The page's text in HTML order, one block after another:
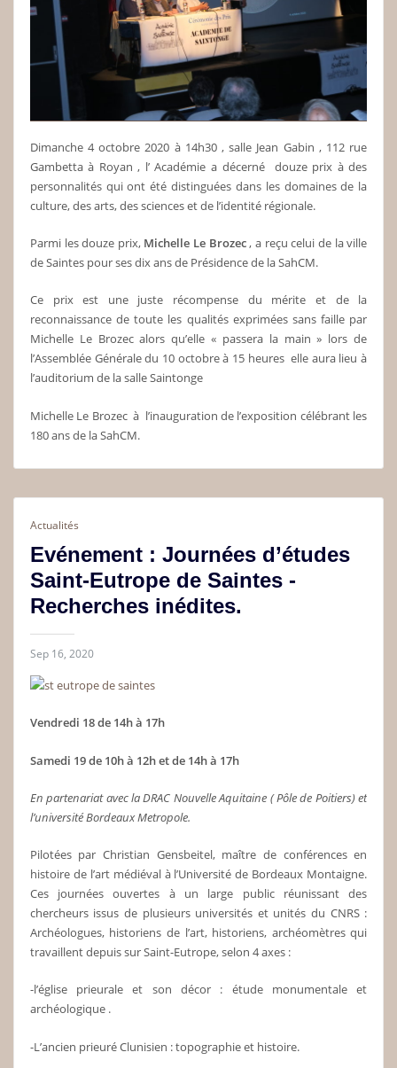
Dimanche 4 octobre 2020 à 14h30 , salle Jean Gabin , 112 rue
Gambetta à Royan , l’ Académie a décerné douze prix à des
personnalités qui ont été distinguées dans les domaines de la
culture, des arts, des sciences et de l’identité régionale.
Parmi les douze prix, Michelle Le Brozec, a reçu celui de la ville
de Saintes pour ses dix ans de Présidence de la SahCM.
Ce prix est une juste récompense du mérite et de la
reconnaissance de toute les qualités exprimées sans faille par
Michelle Le Brozec alors qu’elle « passera la main » lors de
l’Assemblée Générale du 10 octobre à 15 heures elle aura lieu à
l’auditorium de la salle Saintonge
Michelle Le Brozec à l’inauguration de l’exposition célébrant les
180 ans de la SahCM.
Actualités
Evénement : Journées d’études
Saint-Eutrope de Saintes -
Recherches inédites.
Sep 16, 2020
Vendredi 18 de 14h à 17h
Samedi 19 de 10h à 12h et de 14h à 17h
En partenariat avec la DRAC Nouvelle Aquitaine ( Pôle de Poitiers) et
l’université Bordeaux Metropole.
Pilotées par Christian Gensbeitel, maître de conférences en
histoire de l’art médiéval à l’Université de Bordeaux Montaigne.
Ces journées ouvertes à un large public réunissant des
chercheurs issus de plusieurs universités et unités du CNRS :
Archéologues, historiens de l’art, historiens, archéomètres qui
travaillent depuis sur Saint-Eutrope, selon 4 axes :
-l’église prieurale et son décor : étude monumentale et
archéologique .
-L’ancien prieuré Clunisien : topographie et histoire.